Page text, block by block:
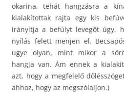
okarina, tehát hangzásra a
kialakítottak rajta egy kis
irányítja a befúlyt levegőt úgy,
nyílás felett menjen el.
ugye olyan, mint mikor a
hangja van. Ám ennek a
azt, hogy a megfelelő
ahhoz, hogy az megszólaljon.)